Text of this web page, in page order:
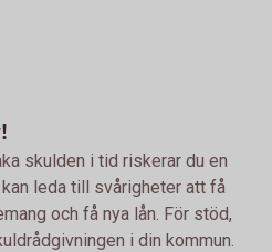
skulden i tid riskerar du en
leda till svårigheter att få
och få nya lån. För stöd,
i din kommun.